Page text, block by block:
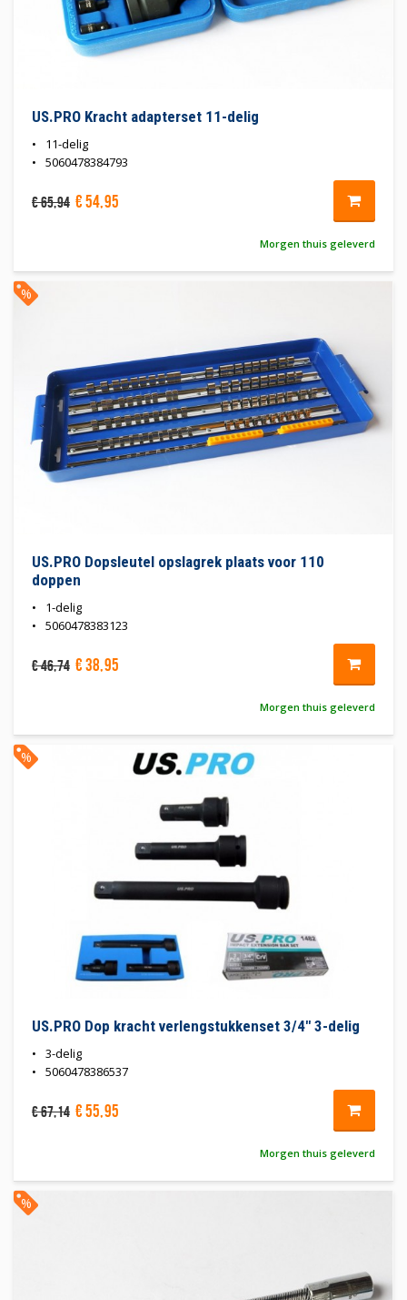
US.PRO Kracht adapterset 11-delig
11-delig
5060478384793
€65,94 €54,95
Morgen thuis geleverd
US.PRO Dopsleutel opslagrek plaats voor 110
doppen
1-delig
5060478383123
€46,74 €38,95
Morgen thuis geleverd
%
US.PRO Dop kracht verlengstukkenset 3/4" 3-delig
3-delig
5060478386537
€67,14 €55,95
Morgen thuis geleverd
%
%